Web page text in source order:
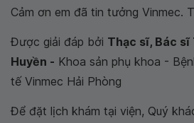
Cảm ơn em đã tin tưởng Vinmec.
Được giải đáp bởi Thạc sĩ, Bác
Huyền - Khoa sản phụ khoa -
tế Vinmec Hải Phòng
Để đặt lịch khám tại viện, Quý